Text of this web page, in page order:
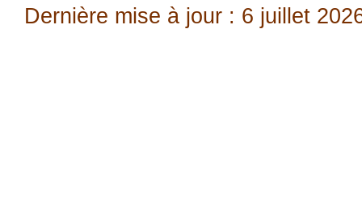
Dernière mise à jour : 6 juillet